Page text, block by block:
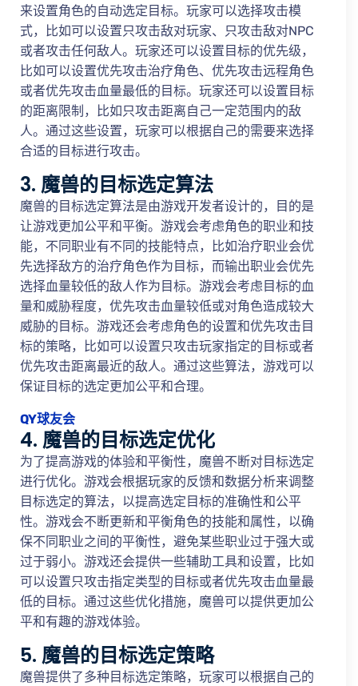
来设置角色的自动选定目标。玩家可以选择攻击模
式，比如可以设置只攻击敌对玩家、只攻击敌对NPC
或者攻击任何敌人。玩家还可以设置目标的优先级，
比如可以设置优先攻击治疗角色、优先攻击远程角色
或者优先攻击血量最低的目标。玩家还可以设置目标
的距离限制，比如只攻击距离自己一定范围内的敌
人。通过这些设置，玩家可以根据自己的需要来选择
合适的目标进行攻击。
3. 魔兽的目标选定算法
魔兽的目标选定算法是由游戏开发者设计的，目的是
让游戏更加公平和平衡。游戏会考虑角色的职业和技
能，不同职业有不同的技能特点，比如治疗职业会优
先选择敌方的治疗角色作为目标，而输出职业会优先
选择血量较低的敌人作为目标。游戏会考虑目标的血
量和威胁程度，优先攻击血量较低或对角色造成较大
威胁的目标。游戏还会考虑角色的设置和优先攻击目
标的策略，比如可以设置只攻击玩家指定的目标或者
优先攻击距离最近的敌人。通过这些算法，游戏可以
保证目标的选定更加公平和合理。
QY球友会
4. 魔兽的目标选定优化
为了提高游戏的体验和平衡性，魔兽不断对目标选定
进行优化。游戏会根据玩家的反馈和数据分析来调整
目标选定的算法，以提高选定目标的准确性和公平
性。游戏会不断更新和平衡角色的技能和属性，以确
保不同职业之间的平衡性，避免某些职业过于强大或
过于弱小。游戏还会提供一些辅助工具和设置，比如
可以设置只攻击指定类型的目标或者优先攻击血量最
低的目标。通过这些优化措施，魔兽可以提供更加公
平和有趣的游戏体验。
5. 魔兽的目标选定策略
魔兽提供了多种目标选定策略，玩家可以根据自己的